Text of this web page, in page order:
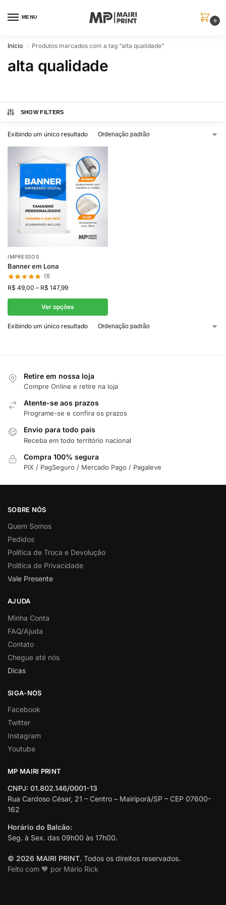
MENU
0
Início / Produtos marcados com a tag “alta qualidade”
alta qualidade
SHOW FILTERS
Exibindo um único resultado
IMPRESSOS
Banner em Lona
(1)
R$ 49,00 – R$ 147,99
Ver opções
Exibindo um único resultado
Retire em nossa loja
Compre Online e retire na loja
Atente-se aos prazos
Programe-se e confira os prazos
Envio para todo país
Receba em todo território nacional
Compra 100% segura
PIX / PagSeguro / Mercado Pago / Pagaleve
SOBRE NÓS
Quem Somos
Pedidos
Política de Troca e Devolução
Política de Privacidade
Vale Presente
AJUDA
Minha Conta
FAQ/Ajuda
Contato
Chegue até nós
Dicas
SIGA-NOS
Facebook
Twitter
Instagram
Youtube
MP MAIRI PRINT
CNPJ: 01.802.146/0001-13
Rua Cardoso César, 21 – Centro – Mairiporã/SP – CEP 07600-
162
Horário do Balcão:
Seg. à Sex. das 09h00 às 17h00.
© 2026 MAIRI PRINT. Todos os direitos reservados.
Feito com 🧡 por Mário Rick